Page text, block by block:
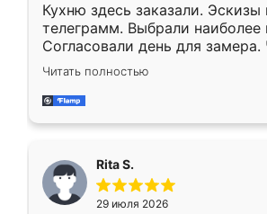
Кухню здесь заказали. Эскизы
телеграмм. Выбрали
Согласовали день для замера.
недели кухня была уже готова.
довольны работой. Спасибо
мебель за качественную работу!
Читать полностью
Rita S.
29 июля 2026